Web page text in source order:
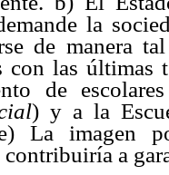
la
de manera
con las últimas
de
) y a la
e) La imagen
contribuiría a